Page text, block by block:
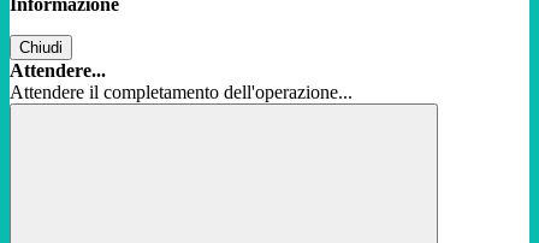
Informazione
Chiudi
Attendere...
Attendere il completamento dell'operazione...